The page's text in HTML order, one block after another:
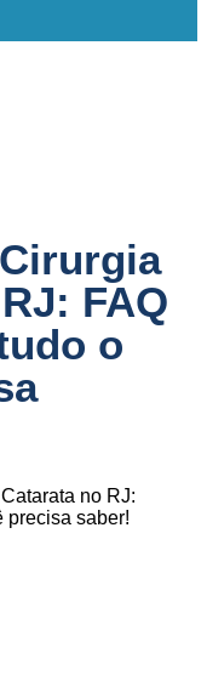
FAQ
o
no RJ:
precisa saber!